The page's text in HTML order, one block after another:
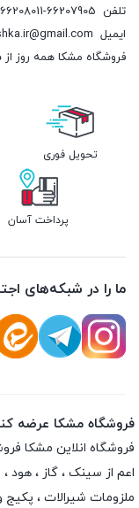
تلفن 66207905
ایمیل
فروشگاه مشکا همه روز از ساعت 9 الی 18 پاسخگوی شما
تحویل فوری
پرداخت آسان
ما را در شبکه‌های
فروشگاه مشکا عرضه
فروشگاه انلاین مشکا
اعم از سینک ، گاز ، هود
ملزومات شیرالات ، پکیج